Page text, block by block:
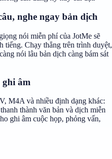
nghe ngay bản dịch
nói miễn phí của JotMe sẽ
tiếng. Chạy thẳng trên trình duyệt,
nói lâu bản dịch càng bám sát
âm
M4A và nhiều định dạng khác:
thành văn bản và dịch miễn
ghi âm cuộc họp, phỏng vấn,